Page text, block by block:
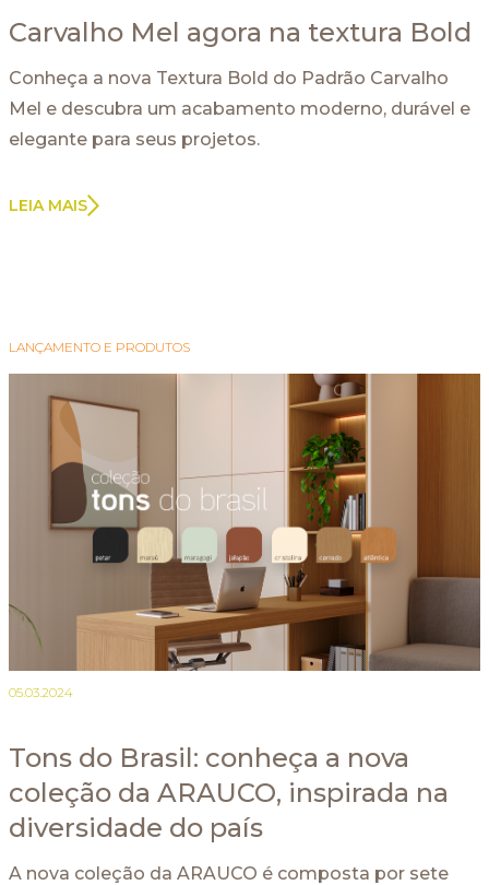
Carvalho Mel agora na textura Bold
Conheça a nova Textura Bold do Padrão Carvalho
Mel e descubra um acabamento moderno, durável e
elegante para seus projetos.
LEIA MAIS
LANÇAMENTO E PRODUTOS
05.03.2024
Tons do Brasil: conheça a nova
coleção da ARAUCO, inspirada na
diversidade do país
A nova coleção da ARAUCO é composta por sete